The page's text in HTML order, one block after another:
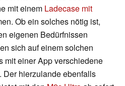
mit einem Ladecase mit
Ob ein solches nötig ist,
eigenen Bedürfnissen
sich auf einem solchen
mit einer App verschiedene
hierzulande ebenfalls